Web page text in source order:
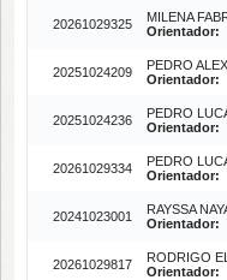
20261029325
MILENA
Orientador:
20251024209
PEDRO
Orientador:
20251024236
PEDRO
Orientador:
20261029334
PEDRO
Orientador:
20241023001
RAYSSA
Orientador:
20261029817
RODRIGO
Orientador: